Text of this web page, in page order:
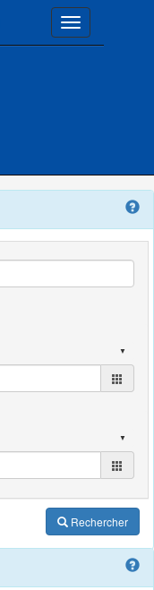
Toggle
Rechercher